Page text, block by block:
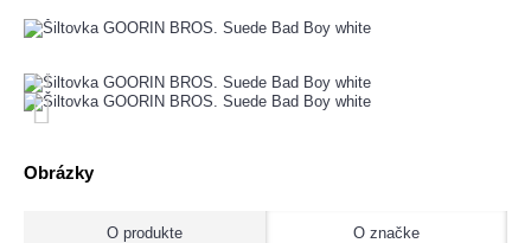
Obrázky
O produkte O značke